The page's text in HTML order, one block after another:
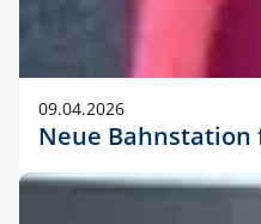
09.04.2026
Neue